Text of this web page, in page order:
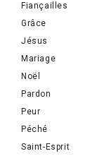
Fiançailles
Grâce
Jésus
Mariage
Noël
Pardon
Peur
Péché
Saint-Esprit